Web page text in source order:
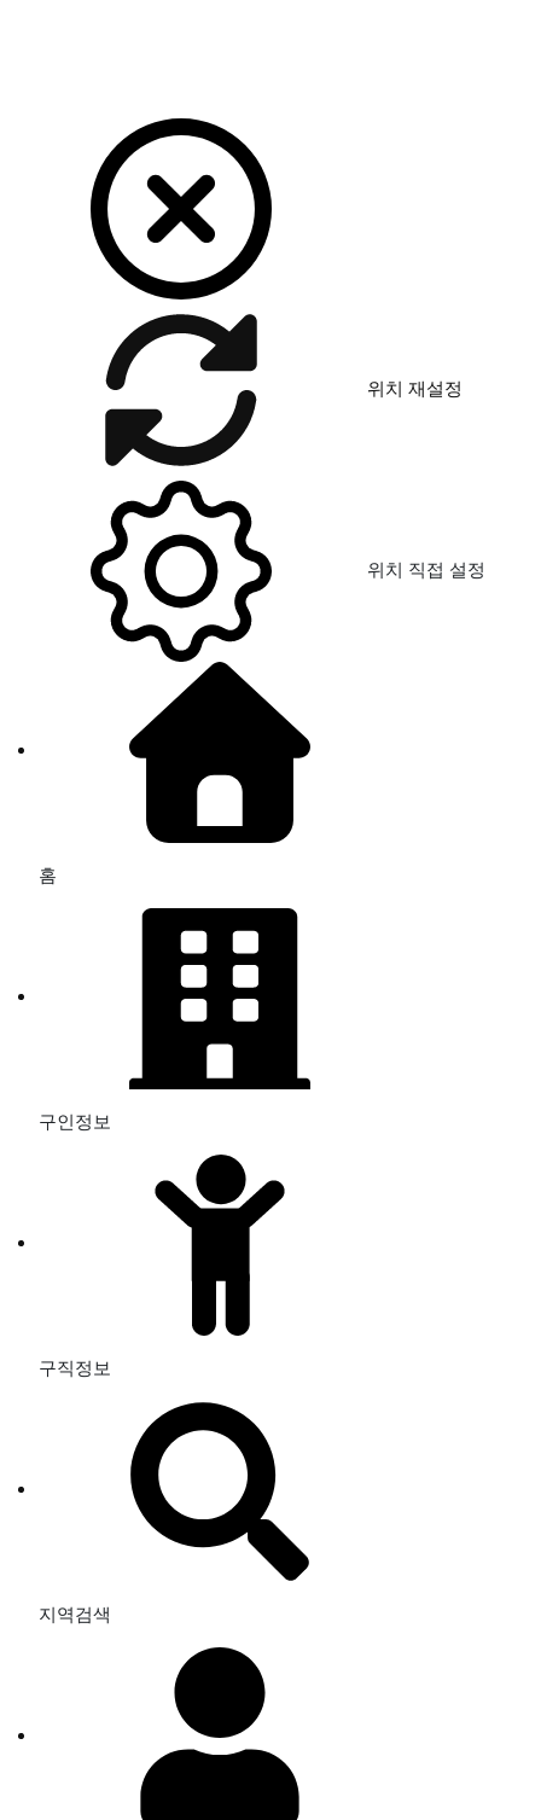
위치 재설정
위치 직접 설정
홈
구인정보
구직정보
지역검색